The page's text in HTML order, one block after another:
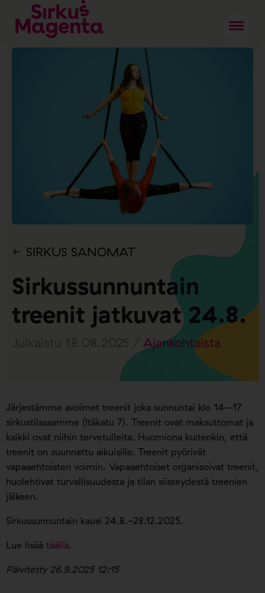
SIRKUS SANOMAT
Sirkussunnuntain
treenit jatkuvat 24.8.
Ajankohtaista
Järjestämme avoimet treenit joka sunnuntai klo 14–17
sirkustilassamme (Itäkatu 7). Treenit ovat maksuttomat ja
kaikki ovat niihin tervetulleita. Huomiona kuitenkin, että
treenit on suunnattu aikuisille. Treenit pyörivät
vapaaehtoisten voimin. Vapaaehtoiset organisoivat treenit,
huolehtivat turvallisuudesta ja tilan siisteydestä treenien
jälkeen.
Sirkussunnuntain kausi 24.8.-28.12.2025.
Lue lisää täällä.
Päivitetty 26.9.2025 12:15